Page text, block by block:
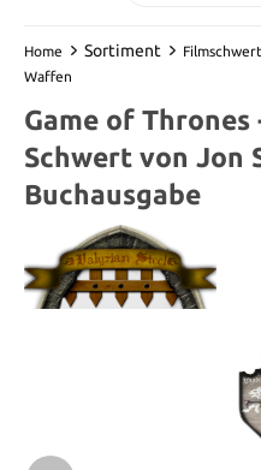
Home Sortiment
Waffen
Game of Thrones
Schwert von Jon
Buchausgabe